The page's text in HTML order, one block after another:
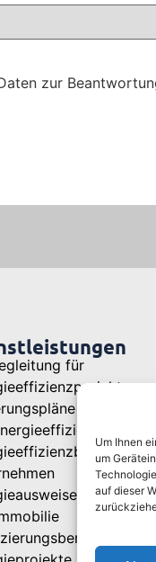
Um Ihnen
um
auf dieser
zur
für
zur
für